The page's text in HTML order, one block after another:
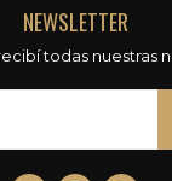
NEWSLETTER
todas nuestras